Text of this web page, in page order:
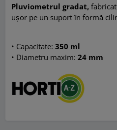
Pluviometrul gradat,
ușor pe un suport în formă
• Capacitate:350 ml
• Diametru maxim:24 mm